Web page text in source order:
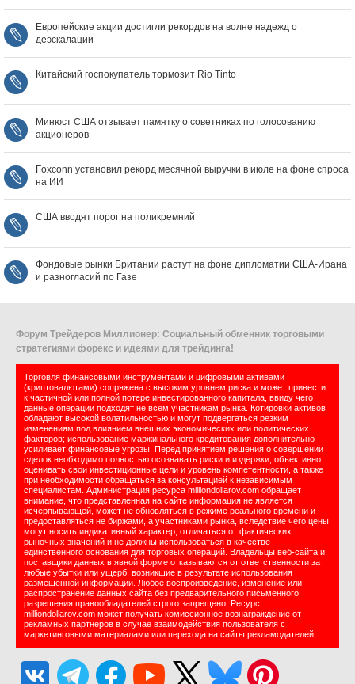
Европейские акции достигли рекордов на волне надежд о
деэскалации
Китайский госпокупатель тормозит Rio Tinto
Минюст США отзывает памятку о советниках по голосованию
акционеров
Foxconn установил рекорд месячной выручки в июле на фоне спроса
на ИИ
США вводят порог на поликремний
Фондовые рынки Британии растут на фоне дипломатии США‑Ирана
и разногласий по Газе
Форум Трейдеров Миллионер: Социальный обменник торговыми
стратегиями форекс и идеями для трейдинга!
Торговля финансовыми инструментами и цифровыми активами
(криптовалютами) сопряжена с высоким уровнем риска и может привести
к частичной или полной потере инвестированного капитала, ввиду чего
данные операции подходят не всем участникам рынка. Котировки активов
обладают высокой волатильностью и могут подвергаться резким
изменениям под влиянием внешних экономических или политических
факторов; использование маржинального кредитования дополнительно
усиливает финансовые угрозы. Перед принятием решения о совершении
сделок необходимо полностью осознавать риски и издержки, объективно
оценивать свои инвестиционные цели и уровень компетентности, а также
при необходимости обращаться за консультацией к независимым
специалистам. Администрация ресурса milliondollarov.com обращает
внимание, что представленная на сайте информация не является
исчерпывающей, может не обновляться в режиме реального времени и
предоставляться не биржами, а участниками рынка, вследствие чего цены
могут носить индикативный характер, отличаться от фактических
рыночных значений и не должны использоваться в качестве
единственного основания для торговых операций. Владельцы веб-сайта и
поставщики данных в явной форме отказываются от ответственности за
любые убытки или ущерб, возникшие в результате использования
размещенной информации. Любое воспроизведение, изменение или
распространение данных сайта без предварительного письменного
разрешения правообладателей строго запрещено. Ресурс
milliondollarov.com может получать комиссионное вознаграждение от
рекламных партнеров в случае взаимодействия пользователя с
маркетинговыми материалами или перехода на сайты рекламодателей.